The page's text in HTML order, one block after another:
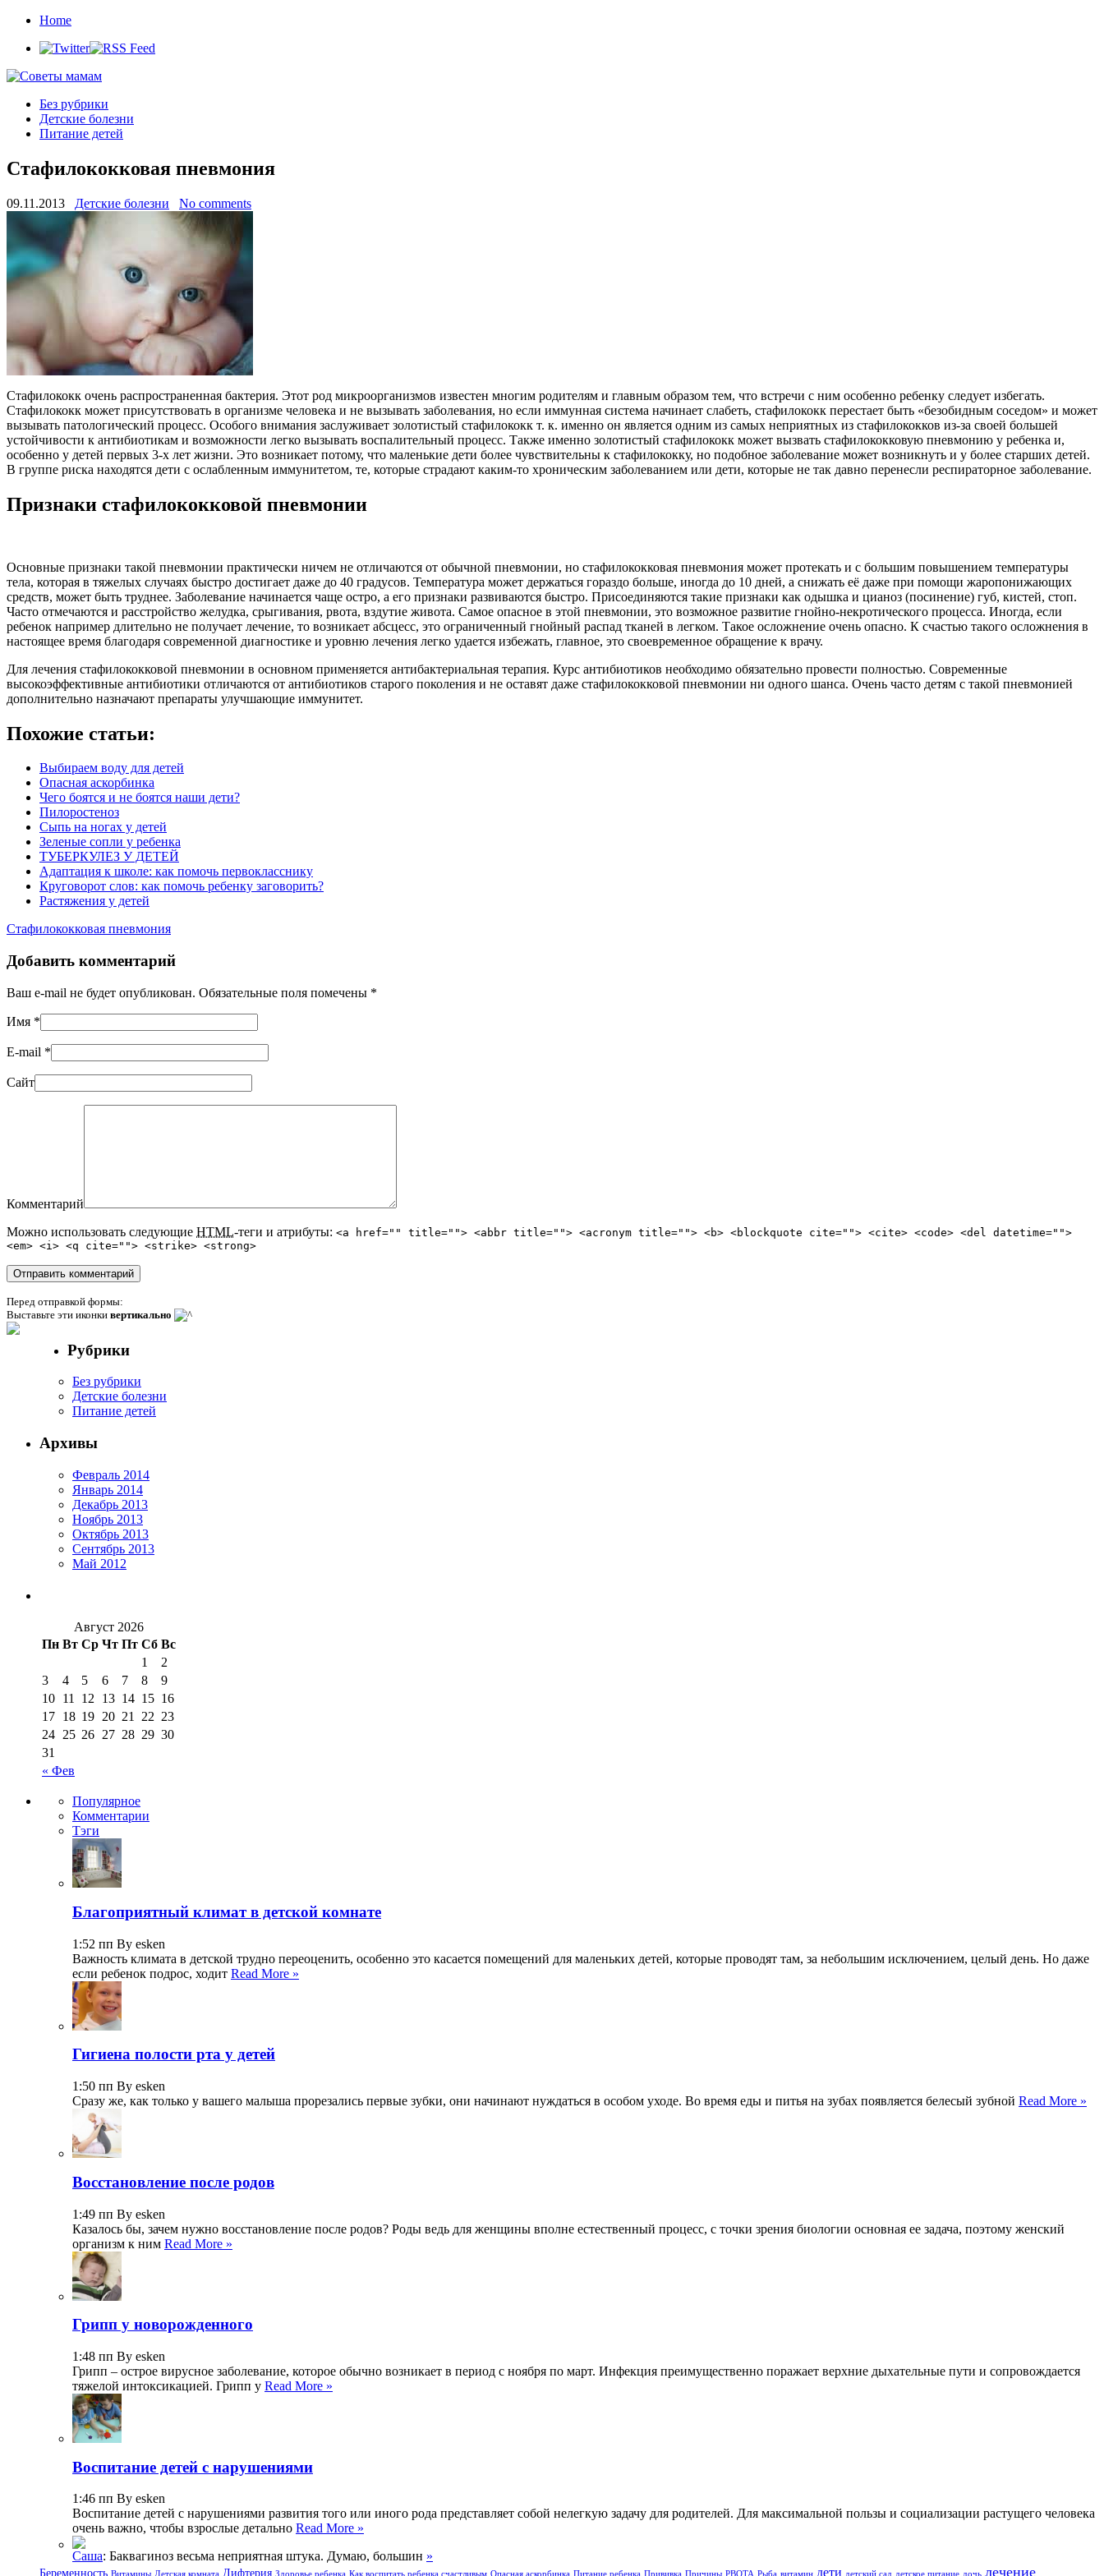
Home
Без рубрики
Детские болезни
Питание детей
Стафилококковая пневмония
09.11.2013 Детские болезни No comments
Стафилококк очень распространенная бактерия. Этот род микроорганизмов известен многим родителям и главным образом тем, что встречи с ним особенно ребенку следует избегать.
Стафилококк может присутствовать в организме человека и не вызывать заболевания, но если иммунная система начинает слабеть, стафилококк перестает быть «безобидным соседом» и может
вызывать патологический процесс. Особого внимания заслуживает золотистый стафилококк т. к. именно он является одним из самых неприятных из стафилококков из-за своей большей
устойчивости к антибиотикам и возможности легко вызывать воспалительный процесс. Также именно золотистый стафилококк может вызвать стафилококковую пневмонию у ребенка и,
особенно у детей первых 3-х лет жизни. Это возникает потому, что маленькие дети более чувствительны к стафилококку, но подобное заболевание может возникнуть и у более старших детей.
В группе риска находятся дети с ослабленным иммунитетом, те, которые страдают каким-то хроническим заболеванием или дети, которые не так давно перенесли респираторное заболевание.
Признаки стафилококковой пневмонии
Основные признаки такой пневмонии практически ничем не отличаются от обычной пневмонии, но стафилококковая пневмония может протекать и с большим повышением температуры
тела, которая в тяжелых случаях быстро достигает даже до 40 градусов. Температура может держаться гораздо больше, иногда до 10 дней, а снижать её даже при помощи жаропонижающих
средств, может быть труднее. Заболевание начинается чаще остро, а его признаки развиваются быстро. Присоединяются такие признаки как одышка и цианоз (посинение) губ, кистей, стоп.
Часто отмечаются и расстройство желудка, срыгивания, рвота, вздутие живота. Самое опасное в этой пневмонии, это возможное развитие гнойно-некротического процесса. Иногда, если
ребенок например длительно не получает лечение, то возникает абсцесс, это ограниченный гнойный распад тканей в легком. Такое осложнение очень опасно. К счастью такого осложнения в
настоящее время благодаря современной диагностике и уровню лечения легко удается избежать, главное, это своевременное обращение к врачу.
Для лечения стафилококковой пневмонии в основном применяется антибактериальная терапия. Курс антибиотиков необходимо обязательно провести полностью. Современные
высокоэффективные антибиотики отличаются от антибиотиков старого поколения и не оставят даже стафилококковой пневмонии ни одного шанса. Очень часто детям с такой пневмонией
дополнительно назначают препараты улучшающие иммунитет.
Похожие статьи:
Выбираем воду для детей
Опасная аскорбинка
Чего боятся и не боятся наши дети?
Пилоростеноз
Сыпь на ногах у детей
Зеленые сопли у ребенка
ТУБЕРКУЛЕЗ У ДЕТЕЙ
Адаптация к школе: как помочь первокласснику
Круговорот слов: как помочь ребенку заговорить?
Растяжения у детей
Стафилококковая пневмония
Добавить комментарий
Ваш e-mail не будет опубликован. Обязательные поля помечены *
Имя *
E-mail *
Сайт
Комментарий
Можно использовать следующие HTML-теги и атрибуты: <a href="" title=""> <abbr title=""> <acronym title=""> <b> <blockquote cite=""> <cite> <code> <del datetime="">
<em> <i> <q cite=""> <strike> <strong>
Перед отправкой формы:
Выставьте эти иконки вертикально
Рубрики
Без рубрики
Детские болезни
Питание детей
Архивы
Февраль 2014
Январь 2014
Декабрь 2013
Ноябрь 2013
Октябрь 2013
Сентябрь 2013
Май 2012
Август 2026
Пн Вт Ср Чт Пт Сб Вс
« Фев
1
2
3
4 5 6 7 8
9
10 11 12 13 14 15 16
17 18 19 20 21 22 23
24 25 26 27 28 29 30
31
Популярное
Комментарии
Тэги
Благоприятный климат в детской комнате
1:52 пп By esken
Важность климата в детской трудно переоценить, особенно это касается помещений для маленьких детей, которые проводят там, за небольшим исключением, целый день. Но даже
если ребенок подрос, ходит Read More »
Гигиена полости рта у детей
1:50 пп By esken
Сразу же, как только у вашего малыша прорезались первые зубки, они начинают нуждаться в особом уходе. Во время еды и питья на зубах появляется белесый зубной Read More »
Восстановление после родов
1:49 пп By esken
Казалось бы, зачем нужно восстановление после родов? Роды ведь для женщины вполне естественный процесс, с точки зрения биологии основная ее задача, поэтому женский
организм к ним Read More »
Грипп у новорожденного
1:48 пп By esken
Грипп – острое вирусное заболевание, которое обычно возникает в период с ноября по март. Инфекция преимущественно поражает верхние дыхательные пути и сопровождается
тяжелой интоксикацией. Грипп у Read More »
Воспитание детей с нарушениями
1:46 пп By esken
Воспитание детей с нарушениями развития того или иного рода представляет собой нелегкую задачу для родителей. Для максимальной пользы и социализации растущего человека
очень важно, чтобы взрослые детально Read More »
Саша: Баквагиноз весьма неприятная штука. Думаю, большин »
Беременность Дифтерия дети лечение